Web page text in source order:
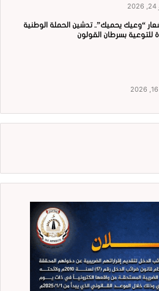
“وعيك يحميك”.. تدشين الحملة الوطنية
للتوعية بسرطان القولون